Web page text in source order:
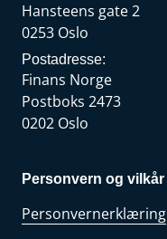
Hansteens gate 2
0253 Oslo
Postadresse:
Finans Norge
Postboks 2473
0202 Oslo
Personvern og vilkår
Personvernerklæring